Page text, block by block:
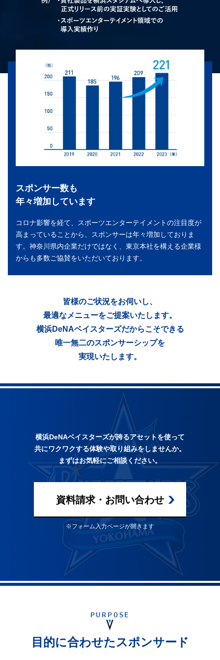
スポンサー数も
年々増加しています
コロナ影響を経て、スポーツエンターテイメントの注目度が
高まっていることから、スポンサーは年々増加しておりま
す。神奈川県内企業だけではなく、東京本社を構える企業様
からも多数ご協賛をいただいております。
皆様のご状況をお伺いし、
最適なメニューをご提案いたします。
横浜DeNAベイスターズだからこそできる
唯一無二のスポンサーシップを
実現いたします。
横浜DeNAベイスターズが誇るアセットを使って
共にワクワクする体験や取り組みをしませんか。
まずはお気軽にご相談ください。
資料請求・お問い合わせ
※フォーム入力ページが開きます
PURPOSE
目的に合わせたスポンサード